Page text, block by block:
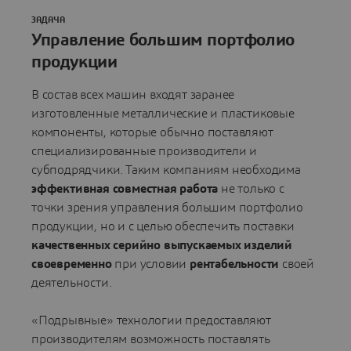
Управление большим портфолио
продукции
ЗАДАЧА
В состав всех машин входят заранее
изготовленные металлические и пластиковые
компоненты, которые обычно поставляют
специализированные производители и
субподрядчики. Таким компаниям необходима
эффективная совместная работа не только с
точки зрения управления большим портфолио
продукции, но и с целью обеспечить поставки
качественных серийно выпускаемых изделий
своевременнопри условии рентабельности своей
деятельности.
«Подрывные» технологии предоставляют
производителям возможность поставлять